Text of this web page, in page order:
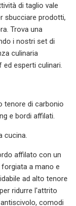
di taglio vale
sbucciare prodotti,
Trova una
i nostri set di
culinaria
esperti culinari.
tenore di carbonio
e bordi affilati.
cucina.
affilato con un
forgiata a mano e
ad alto tenore
ridurre l'attrito
comodi